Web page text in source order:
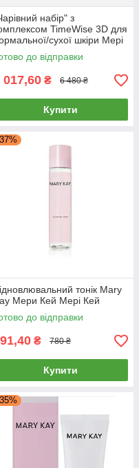
набір" з
TimeWise 3D для
сухої шкіри Мері
до відправки
017,60 ₴ 6 480 ₴
Купити
тонік Mary
Мери Кей Мері Кей
до відправки
₴ 780 ₴
Купити